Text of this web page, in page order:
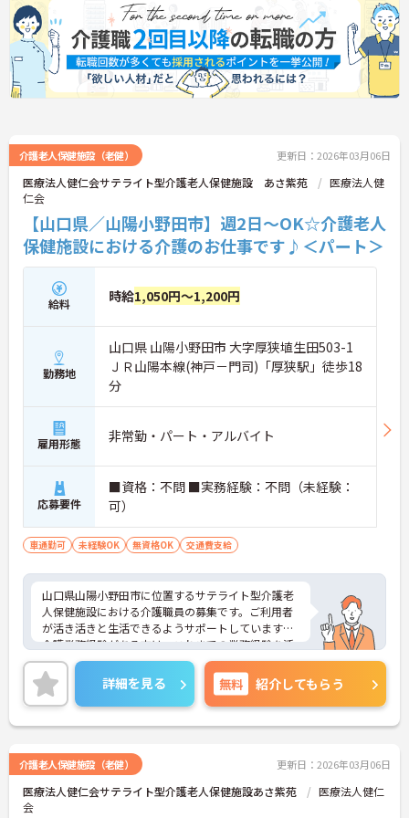
介護老人保健施設（老健） 更新日：2026年03月06日
医療法人健仁会サテライト型介護老人保健施設 あさ紫苑
医療法人健
仁会
【山口県／山陽小野田市】週2日～OK☆介護老人
保健施設における介護のお仕事です♪＜パート＞
給料 時給1,050円～1,200円
勤務地
山口県 山陽小野田市 大字厚狭埴生田503-1
ＪＲ山陽本線(神戸－門司)「厚狭駅」徒歩18
分
雇用形態 非常勤・パート・アルバイト
応募要件
■資格：不問 ■実務経験：不問（未経験：
可）
車通勤可 未経験OK 無資格OK 交通費支給
山口県山陽小野田市に位置するサテライト型介護老
人保健施設における介護職員の募集です。ご利用者
が活き活きと生活できるようサポートしています。
介護業務経験がある方は、これまでの業務経験を活
かしながら就業できる環境です。ご利用者に寄り添
って介護サービスを提供を行っていただける方を募
集しています。
ご興味のある方には、面接対策ポイントなど、さら
に詳細をお話しいたしますのでお気軽にご相談くだ
詳細を見る 無料 紹介してもらう
介護老人保健施設（老健） 更新日：2026年03月06日
医療法人健仁会サテライト型介護老人保健施設あさ紫苑
医療法人健仁
会